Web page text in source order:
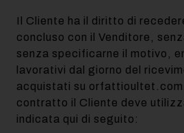
Il Cliente ha il diritto di
concluso con il Venditore,
senza specificarne il motivo,
lavorativi dal giorno del
acquistati su orfattioultet.com
contratto il Cliente deve
indicata qui di seguito: